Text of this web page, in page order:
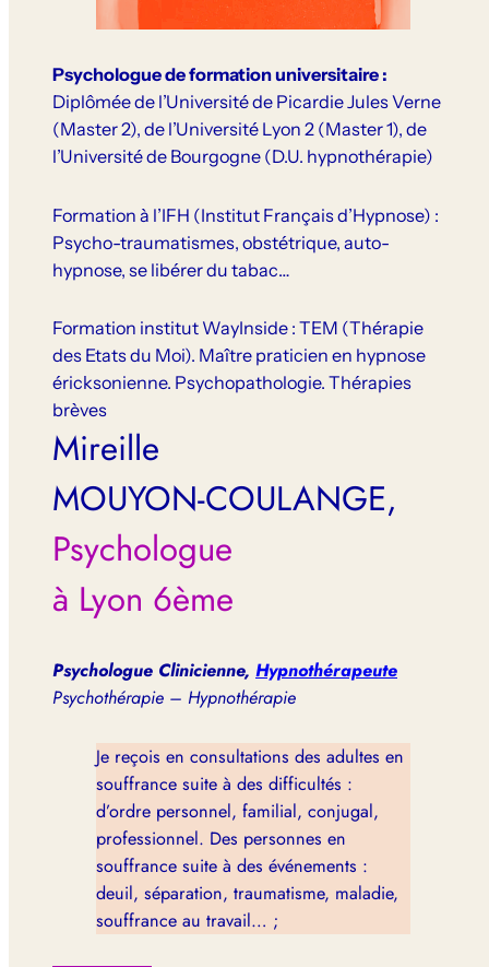
Psychologue de formation universitaire :
Diplômée de l’Université de Picardie Jules Verne
(Master 2), de l’Université Lyon 2 (Master 1), de
l’Université de Bourgogne (D.U. hypnothérapie)
Formation à l’IFH (Institut Français d’Hypnose) :
Psycho-traumatismes, obstétrique, auto-
hypnose, se libérer du tabac…
Formation institut WayInside : TEM (Thérapie
des Etats du Moi). Maître praticien en hypnose
éricksonienne. Psychopathologie. Thérapies
brèves
Mireille
MOUYON-COULANGE,
Psychologue
à Lyon 6ème
Psychologue Clinicienne, Hypnothérapeute
Psychothérapie – Hypnothérapie
Je reçois en consultations des adultes en
souffrance suite à des difficultés :
d’ordre personnel, familial, conjugal,
professionnel. Des personnes en
souffrance suite à des événements :
deuil, séparation, traumatisme, maladie,
souffrance au travail… ;